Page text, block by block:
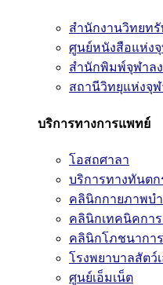
สำนักงานวิทยท
ศูนย์หนังสือแห่งจุ
สำนักพิมพ์จุฬาล
สถานีวิทยุแห่งจุฬ
บริการทางการแพทย์
โอสถศาลา
บริการทางทันตก
คลินิกกายภาพบ
คลินิกเทคนิคกา
คลินิกโภชนากา
โรงพยาบาลสัตว์
ศูนย์เอ็มเน็ต